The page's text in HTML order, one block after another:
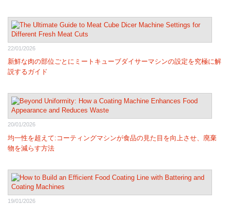
22/01/2026
新鮮な肉の部位ごとにミートキューブダイサーマシンの設定を究極に解
説するガイド
20/01/2026
均一性を超えて:コーティングマシンが食品の見た目を向上させ、廃棄
物を減らす方法
19/01/2026